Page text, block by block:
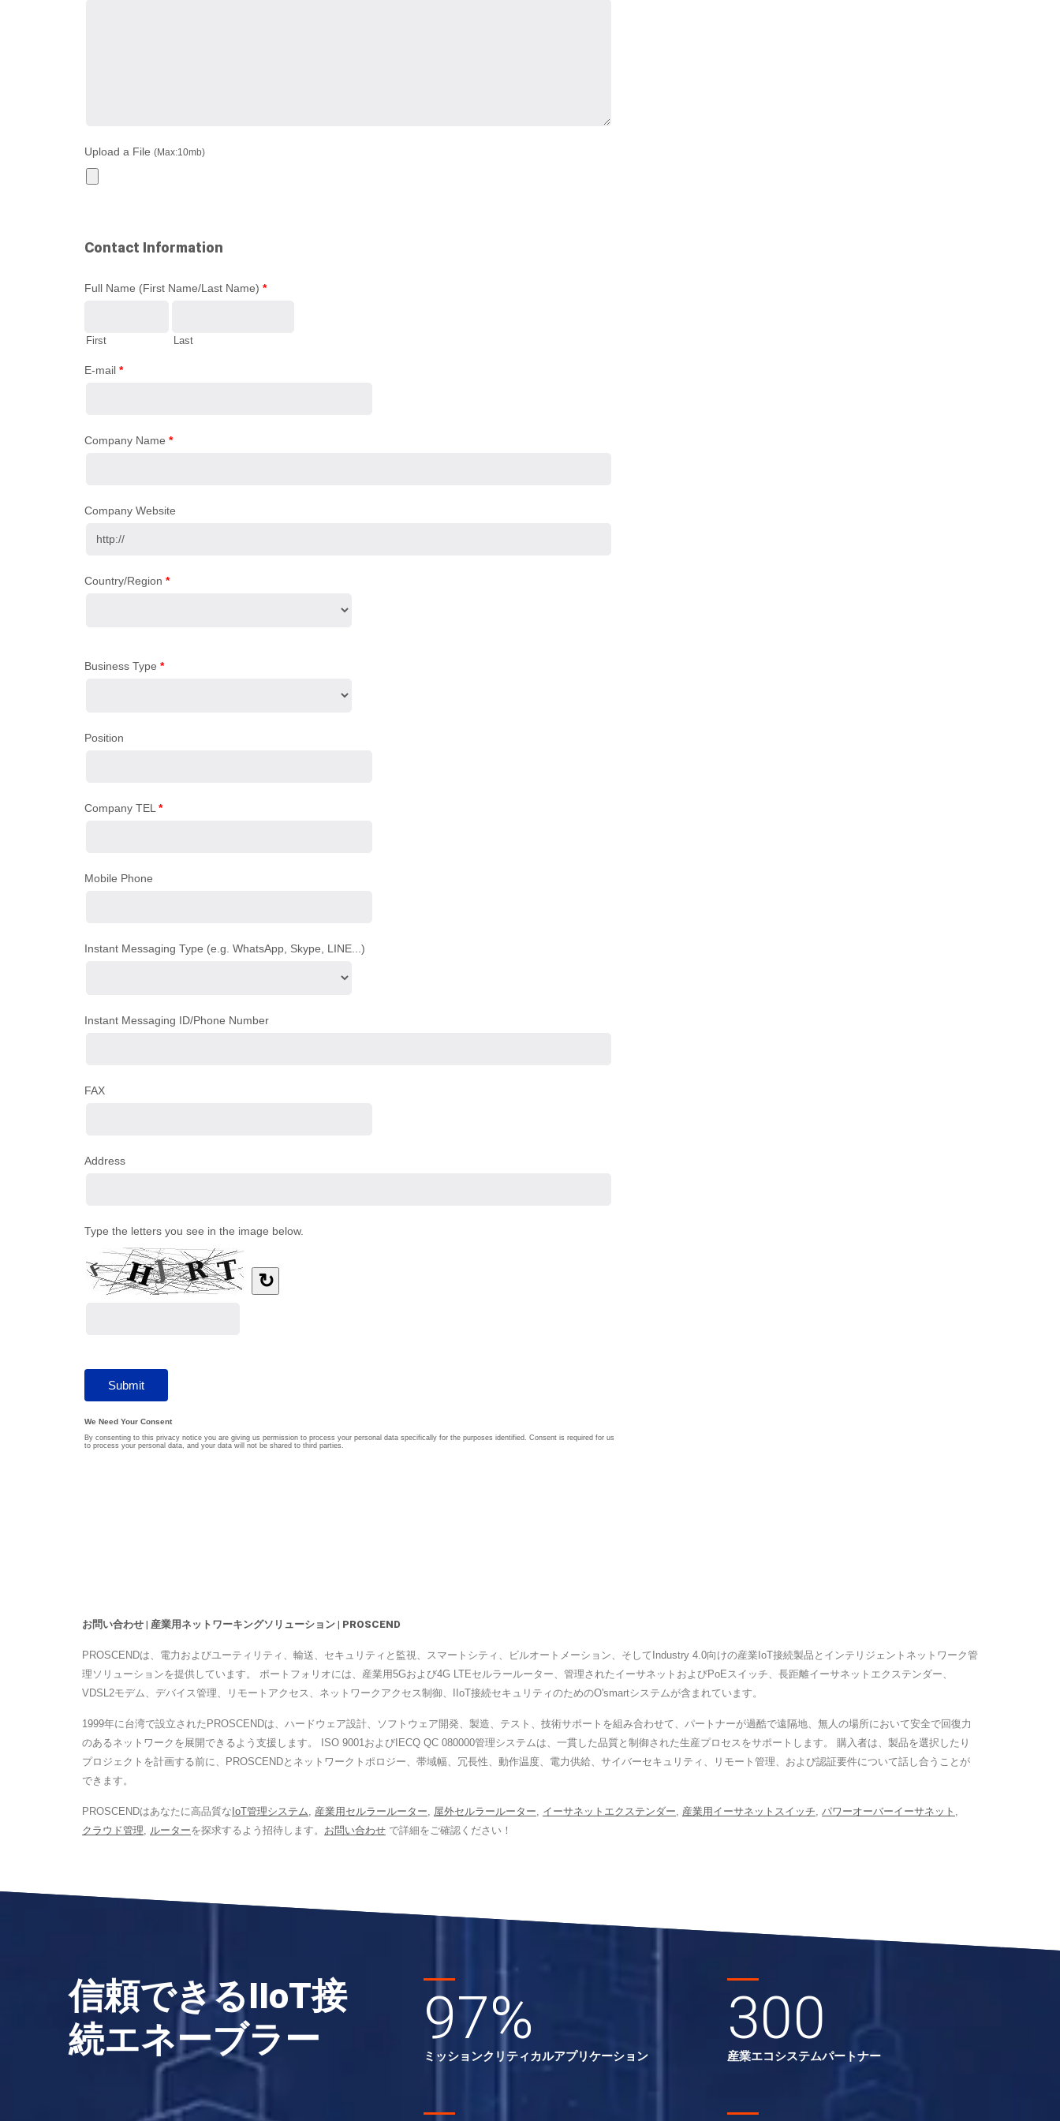
お問い合わせ | 産業用ネットワーキングソリューション | PROSCEND
PROSCENDは、電力およびユーティリティ、輸送、セキュリティと監視、スマートシティ、ビルオートメーション、そしてIndustry 4.0向けの産業IoT接続製品とインテリジェントネットワーク管
理ソリューションを提供しています。 ポートフォリオには、産業用5Gおよび4G LTEセルラールーター、管理されたイーサネットおよびPoEスイッチ、長距離イーサネットエクステンダー、
VDSL2モデム、デバイス管理、リモートアクセス、ネットワークアクセス制御、IIoT接続セキュリティのためのO'smartシステムが含まれています。
1999年に台湾で設立されたPROSCENDは、ハードウェア設計、ソフトウェア開発、製造、テスト、技術サポートを組み合わせて、パートナーが過酷で遠隔地、無人の場所において安全で回復力
のあるネットワークを展開できるよう支援します。 ISO 9001およびIECQ QC 080000管理システムは、一貫した品質と制御された生産プロセスをサポートします。 購入者は、製品を選択したり
プロジェクトを計画する前に、PROSCENDとネットワークトポロジー、帯域幅、冗長性、動作温度、電力供給、サイバーセキュリティ、リモート管理、および認証要件について話し合うことが
できます。
PROSCENDはあなたに高品質な IoT管理システム, 産業用セルラールーター, 屋外セルラールーター, イーサネットエクステンダー, 産業用イーサネットスイッチ, パワーオーバーイーサネット ,
クラウド管理, ルーターを探求するよう招待します。 お問い合わせ で詳細をご確認ください！
信頼できるIIoT接
続エネーブラー
97%
ミッションクリティカルアプリケーション
300
産業エコシステムパートナー